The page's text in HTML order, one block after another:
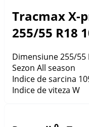
Tracmax X-
255/55 R18
Dimensiune255/55
Sezon All season
Indice de sarcina
Indice de viteza W